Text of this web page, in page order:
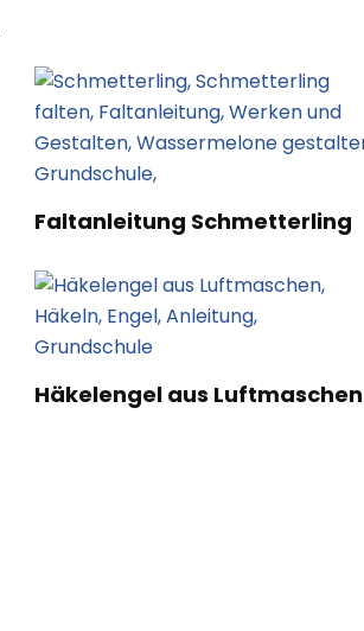
Faltanleitung Schmetterling
Häkelengel aus Luftmaschen